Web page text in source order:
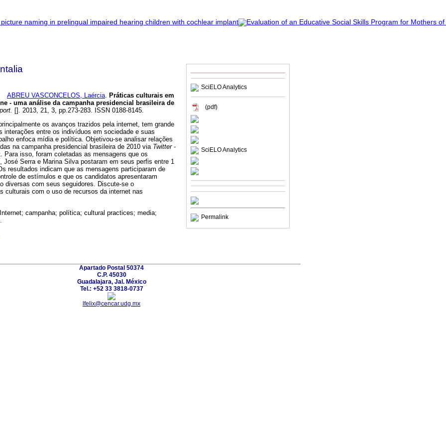
SciELO Analytics
(pdf)
SciELO Analytics
Permalink
ABREU VASCONCELOS, Laércia
Práticas culturais em
- uma análise da campanha presidencial brasileira de
[]. 2013, 21, 3, pp.273-283. ISSN 0188-8145.
os avanços trazidos pela internet, tem grande
interações entre os indivíduos em sociedade e suas
enfoca mídia e política. Objetivou-se analisar relações
na campanha presidencial brasileira de 2010 via Twitter-
Para isso, foram coletadas as mensagens que os
José Serra e Marina Silva postaram em seus perfis entre 1
resultados indicam que as mensagens participaram de
de estímulos e que os candidatos apresentaram
diversas com seus seguidores. Discute-se o
culturais com o uso de recursos da internet nas
campanha; política; cultural practices; media;
Apartado Postal 50374
C.P. 45030
Guadalajara, Jal. México
Tel.: +52 33 3818-0737
lfelix@cencar.udg.mx